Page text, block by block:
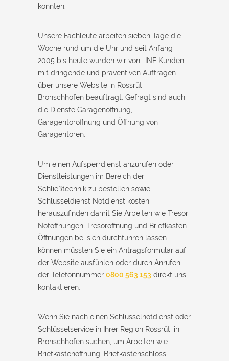
konnten.
Unsere Fachleute arbeiten sieben Tage die
Woche rund um die Uhr und seit Anfang
2005 bis heute wurden wir von -INF Kunden
mit dringende und präventiven Aufträgen
über unsere Website in Rossrüti
Bronschhofen beauftragt. Gefragt sind auch
die Dienste Garagenöffnung,
Garagentoröffnung und Öffnung von
Garagentoren.
Um einen Aufsperrdienst anzurufen oder
Dienstleistungen im Bereich der
Schließtechnik zu bestellen sowie
Schlüsseldienst Notdienst kosten
herauszufinden damit Sie Arbeiten wie Tresor
Notöffnungen, Tresoröffnung und Briefkasten
Öffnungen bei sich durchführen lassen
können müssten Sie ein Antragsformular auf
der Website ausfühlen oder durch Anrufen
der Telefonnummer 0800 563 153 direkt uns
kontaktieren.
Wenn Sie nach einen Schlüsselnotdienst oder
Schlüsselservice in Ihrer Region Rossrüti in
Bronschhofen suchen, um Arbeiten wie
Briefkastenöffnung, Briefkastenschloss